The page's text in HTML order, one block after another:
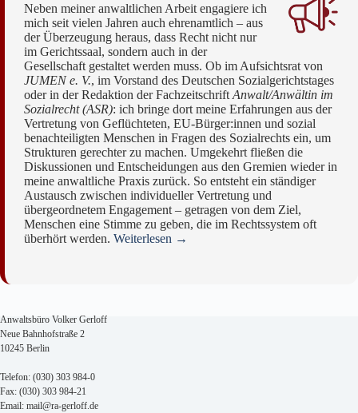
Neben meiner anwaltlichen Arbeit engagiere ich
mich seit vielen Jahren auch ehrenamtlich – aus
der Überzeugung heraus, dass Recht nicht nur
im Gerichtssaal, sondern auch in der
Gesellschaft gestaltet werden muss. Ob im Aufsichtsrat von
JUMEN e. V., im Vorstand des Deutschen Sozialgerichtstages
oder in der Redaktion der Fachzeitschrift Anwalt/Anwältin im
Sozialrecht (ASR): ich bringe dort meine Erfahrungen aus der
Vertretung von Geflüchteten, EU-Bürger:innen und sozial
benachteiligten Menschen in Fragen des Sozialrechts ein, um
Strukturen gerechter zu machen. Umgekehrt fließen die
Diskussionen und Entscheidungen aus den Gremien wieder in
meine anwaltliche Praxis zurück. So entsteht ein ständiger
Austausch zwischen individueller Vertretung und
übergeordnetem Engagement – getragen von dem Ziel,
Menschen eine Stimme zu geben, die im Rechtssystem oft
überhört werden. Weiterlesen →
Anwaltsbüro Volker Gerloff
Neue Bahnhofstraße 2
10245 Berlin
Telefon: (030) 303 984-0
Fax: (030) 303 984-21
Email: mail@ra-gerloff.de